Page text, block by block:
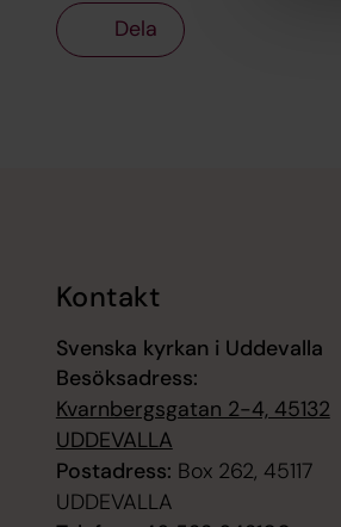
Dela
Kontakt
Svenska kyrkan i Uddevalla
Besöksadress:
Kvarnbergsgatan 2-4, 45132
UDDEVALLA
Postadress: Box 262, 45117
UDDEVALLA